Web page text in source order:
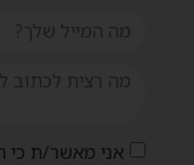
אני מאשר/ת כי